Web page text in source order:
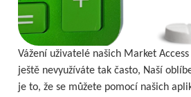
Vážení uživatelé našich Market
ještě nevyužíváte tak často, Naší
je to, že se můžete pomocí našich